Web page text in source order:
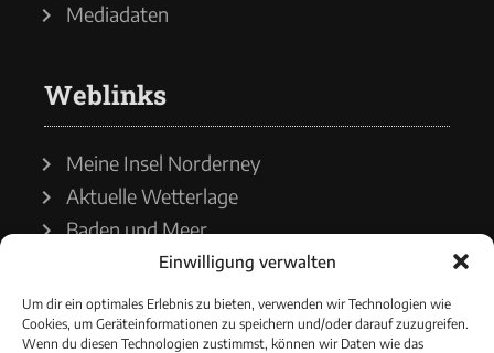
Einwilligung verwalten
Um dir ein optimales Erlebnis zu bieten, verwenden wir Technologien wie
Cookies, um Geräteinformationen zu speichern und/oder darauf zuzugreifen.
Wenn du diesen Technologien zustimmst, können wir Daten wie das
Mediadaten
Weblinks
Meine Insel Norderney
Aktuelle Wetterlage
Baden und Meer
Wetterdienst
Wasserstände